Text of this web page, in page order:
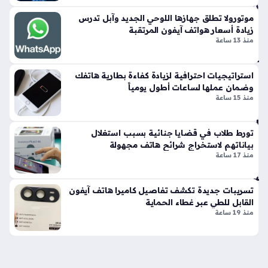
بي
ن
سا
م
س
ون
ج
Z
ld
8
وه
ف
iP
ho
ne
موتورولا تطلق جهازها اللوحي الجديد وآبل تدرس
زيادة أسعار هواتف آيفون المرتقبة
منذ 13 ساعة
استراتيجيات احترافية لزيادة كفاءة بطارية هاتفك
وضمان عملها لساعات أطول يومياً
منذ 15 ساعة
تورط طلاب في قضايا جنائية بسبب استغلال
بياناتهم لاستخراج شرائح هاتف مجهولة
منذ 17 ساعة
تسريبات جديدة تكشف تفاصيل كاميرا هاتف آيفون
القابل للطي عبر غطاء الحماية
منذ 19 ساعة